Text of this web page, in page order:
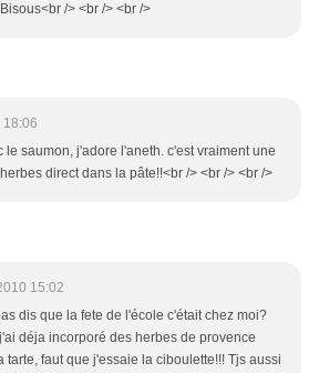
/> <br /> <br />
le saumon, j'adore l'aneth. c'est vraiment une
direct dans la pâte!!<br /> <br /> <br />
15:02
dis que la fete de l'école c'était chez moi?
déja incorporé des herbes de provence
tarte, faut que j'essaie la ciboulette!!! Tjs aussi